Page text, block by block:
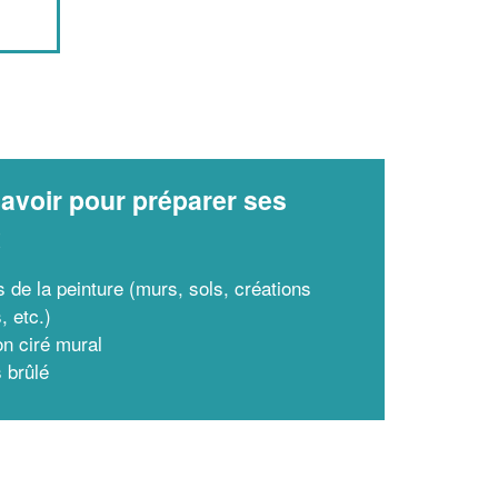
pour préparer ses
de la peinture (murs, sols, créations
etc.)
ciré mural
brûlé